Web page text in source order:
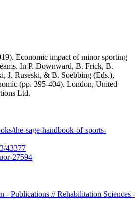
Economic impact of minor sporting
In P. Downward, B. Frick, B.
J. Ruseski, & B. Soebbing (Eds.),
(pp. 395-404). London, United
Ltd.
the-sage-handbook-of-sports-
43377
27594
- Publications // Rehabilitation Sciences -